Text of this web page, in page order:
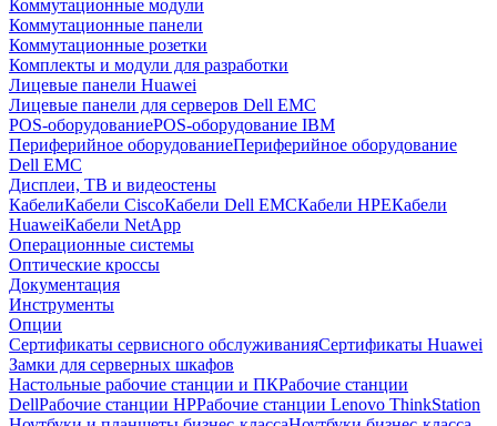
Коммутационные модули
Коммутационные панели
Коммутационные розетки
Комплекты и модули для разработки
Лицевые панели Huawei
Лицевые панели для серверов Dell EMC
POS-оборудованиеPOS-оборудование IBM
Периферийное оборудованиеПериферийное оборудование
Dell EMC
Дисплеи, ТВ и видеостены
КабелиКабели CiscoКабели Dell EMCКабели HPEКабели
HuaweiКабели NetApp
Операционные системы
Оптические кроссы
Документация
Инструменты
Опции
Сертификаты сервисного обслуживанияСертификаты Huawei
Замки для серверных шкафов
Настольные рабочие станции и ПКРабочие станции
DellРабочие станции HPРабочие станции Lenovo ThinkStation